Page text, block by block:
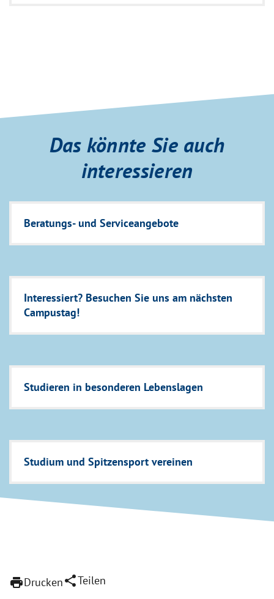
Das könnte Sie auch
interessieren
Beratungs- und Serviceangebote
Interessiert? Besuchen Sie uns am nächsten
Campustag!
Studieren in besonderen Lebenslagen
Studium und Spitzensport vereinen
printDruckenshareTeilen